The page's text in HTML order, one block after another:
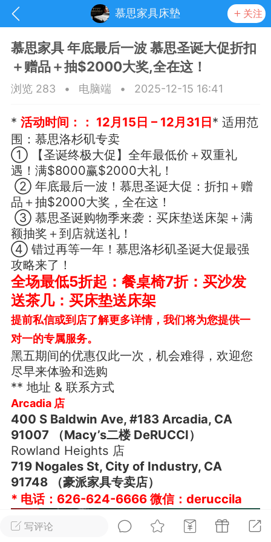
慕思家具床墊 关注
每日任务 签到有奖
华人资讯
华人论坛
加入社区交流
华人社区信息发布规范》
华人社区账号注册及使用规范》
洛杉矶热点 娱乐八卦 同乡联谊
民宿短租 房屋买卖
写评论
慕思家具 年底最后一波 慕思圣诞大促折扣
＋赠品＋抽$2000大奖,全在这！
浏览 283 • 电脑端 • 2025-12-15 16:41
* 活动时间：： 12月15日 – 12月31日* 适用范
围：慕思洛杉矶专卖
① 【圣诞终极大促】全年最低价＋双重礼
遇！满$8000赢$2000大礼！
② 年底最后一波！慕思圣诞大促：折扣＋赠
品＋抽$2000大奖，全在这！
③ 慕思圣诞购物季来袭：买床垫送床架＋满
额抽奖＋到店就送礼！
④ 错过再等一年！慕思洛杉矶圣诞大促最强
攻略来了！
全场最低5折起：餐桌椅7折：买沙发
送茶几：买床垫送床架
提前私信或到店了解更多详情，我们将为您提供一
对一的专属服务。
黑五期间的优惠仅此一次，机会难得，欢迎您
尽早来体验和选购
** 地址 & 联系方式
Arcadia 店
400 S Baldwin Ave, #183 Arcadia, CA
91007 （Macy’s二楼 DeRUCCI）
Rowland Heights 店
719 Nogales St, City of Industry, CA
91748 （豪派家具专卖店）
* 电话：626-624-6666 微信：deruccila